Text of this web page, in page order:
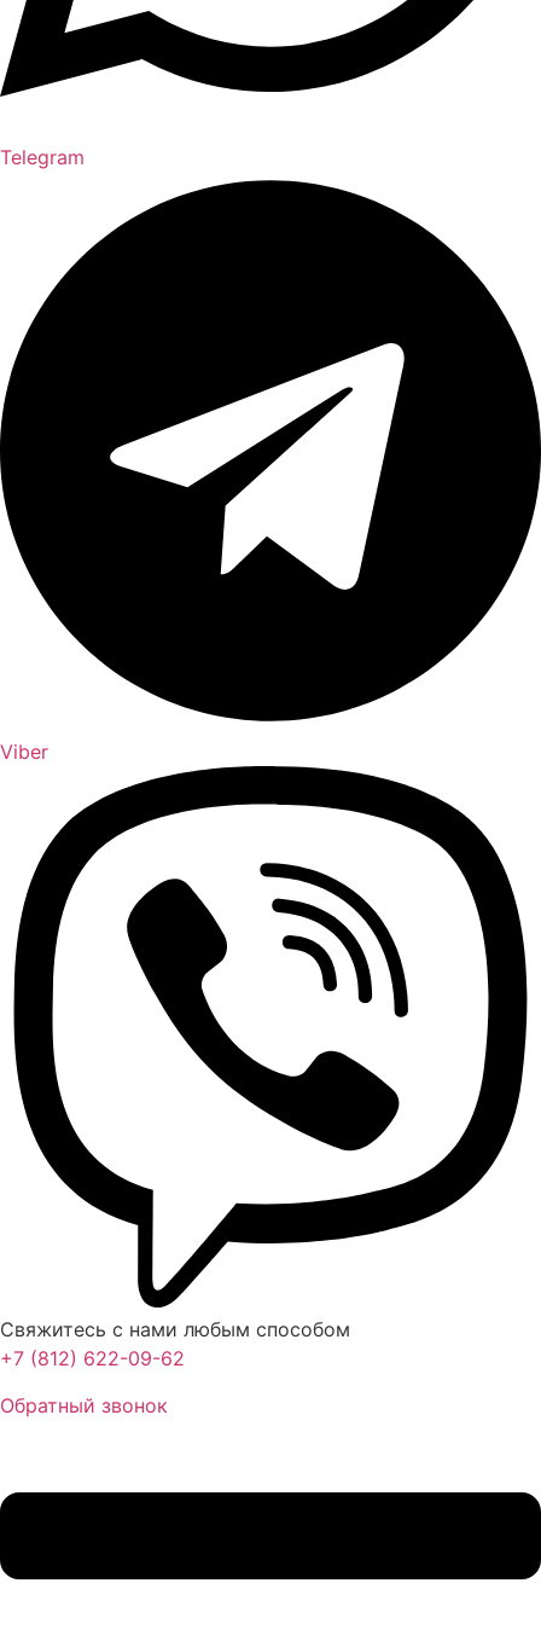
Telegram
Viber
Свяжитесь с нами любым способом
+7 (812) 622-09-62
Обратный звонок